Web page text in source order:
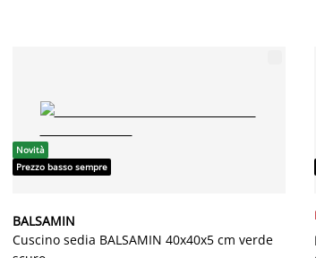
Novità
Prezzo basso sempre
BALSAMIN
Cuscino sedia BALSAMIN 40x40x5 cm verde